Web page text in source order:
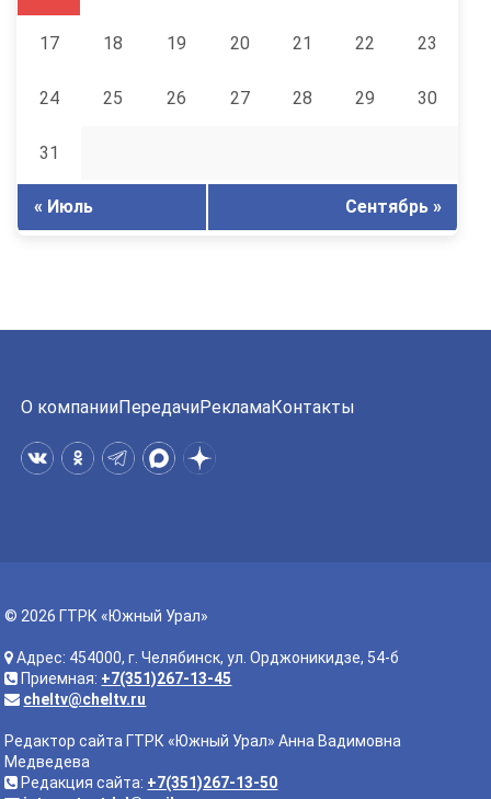
17 18 19 20 21 22 23
24 25 26 27 28 29 30
31
« Июль Сентябрь »
О компанииПередачиРекламаКонтакты
© 2026 ГТРК «Южный Урал»
Адрес: 454000, г. Челябинск, ул. Орджоникидзе, 54-б
Приемная: +7(351)267-13-45
cheltv@cheltv.ru
Редактор сайта ГТРК «Южный Урал» Анна Вадимовна
Медведева
Редакция сайта: +7(351)267-13-50